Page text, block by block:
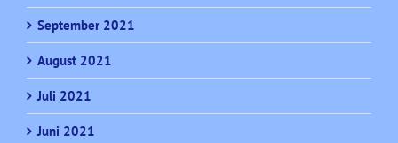
September 2021
August 2021
Juli 2021
Juni 2021